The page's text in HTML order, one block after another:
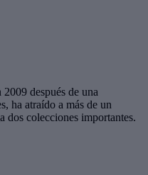
después de una
ha atraído a más de un
dos colecciones importantes.